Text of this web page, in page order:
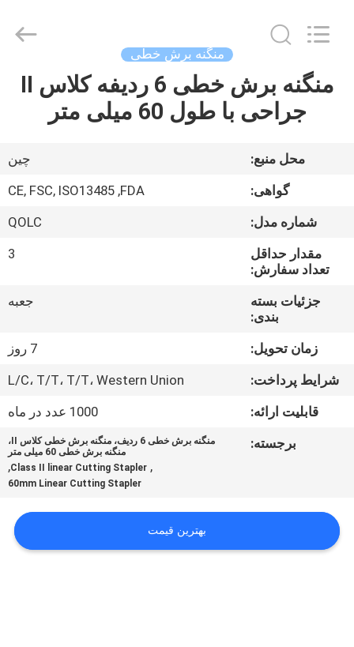
خانه
دربارهی
کارخانه
کنترل
کیفیت
تماس
درخواست
نقل
منگنه برش خطی
منگنه برش خطی 6 ردیفه کلاس II
جراحی با طول 60 میلی متر
محل منبع:
چین
گواهی:
CE, FSC, ISO13485 ,FDA
شماره مدل:
QOLC
مقدار حداقل
تعداد سفارش:
3
جزئیات بسته
بندی:
جعبه
زمان تحویل:
7 روز
شرایط پرداخت:
L/C، T/T، T/T، Western Union
قابلیت ارائه:
1000 عدد در ماه
برجسته:
منگنه برش خطی 6 ردیف، منگنه برش خطی کلاس II،
منگنه برش خطی 60 میلی متر
,
Class II linear Cutting Stapler
,
60mm Linear Cutting Stapler
بهترین قیمت